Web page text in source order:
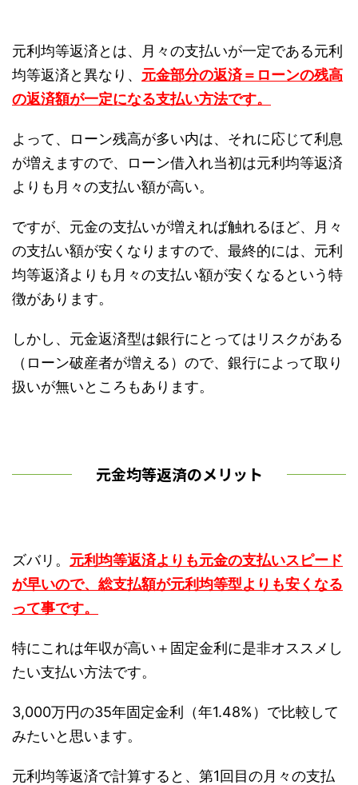
元利均等返済とは、月々の支払いが一定である元利
均等返済と異なり、 元金部分の返済＝ローンの残高
の返済額が一定になる支払い方法です。
よって、ローン残高が多い内は、それに応じて利息
が増えますので、ローン借入れ当初は元利均等返済
よりも月々の支払い額が高い。
ですが、元金の支払いが増えれば触れるほど、月々
の支払い額が安くなりますので、最終的には、元利
均等返済よりも月々の支払い額が安くなるという特
徴があります。
しかし、元金返済型は銀行にとってはリスクがある
（ローン破産者が増える）ので、銀行によって取り
扱いが無いところもあります。
元金均等返済のメリット
ズバリ。 元利均等返済よりも元金の支払いスピード
が早いので、総支払額が元利均等型よりも安くなる
って事です。
特にこれは年収が高い＋固定金利に是非オススメし
たい支払い方法です。
3,000万円の35年固定金利（年1.48%）で比較して
みたいと思います。
元利均等返済で計算すると、第1回目の月々の支払